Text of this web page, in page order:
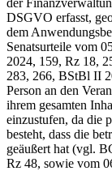
der
DSGVO erfasst,
dem
Senatsurteile vom
2024, 159, Rz 18,
283, 266, BStBl II
Person an den
ihrem gesamten
einzustufen, da die
besteht, dass die
geäußert hat (vgl.
Rz 48, sowie vom